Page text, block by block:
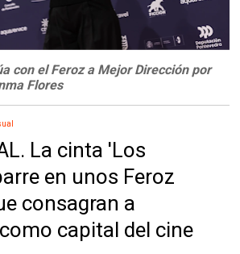
con el Feroz a Mejor Dirección por
Flores
La cinta 'Los
en unos Feroz
consagran a
capital del cine